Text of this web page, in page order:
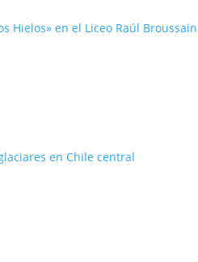
Hielos» en el Liceo Raúl
en Chile central